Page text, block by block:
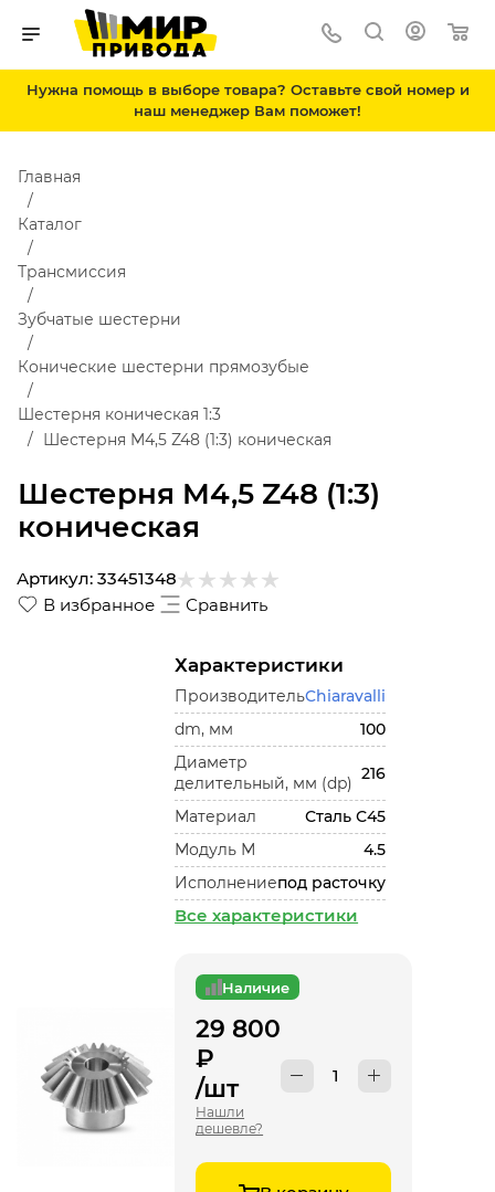
Нужна помощь в выборе товара? Оставьте свой номер и
наш менеджер Вам поможет!
Шестерня M4,5 Z48 (1:3)
коническая
Главная
Каталог
Трансмиссия
Зубчатые шестерни
Конические шестерни прямозубые
Шестерня коническая 1:3
Шестерня M4,5 Z48 (1:3) коническая
В избранное Сравнить
Артикул: 33451348
Характеристики
ПроизводительChiaravalli
dm, мм
100
Диаметр
делительный, мм (dp)
216
Материал
Сталь С45
Модуль М
4.5
Исполнениепод расточку
Все характеристики
Наличие
29 800
₽
/шт
Нашли
дешевле?